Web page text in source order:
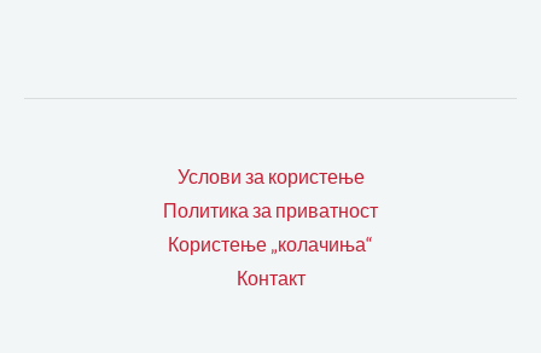
Услови за користење
Политика за приватност
Користење „колачиња“
Контакт